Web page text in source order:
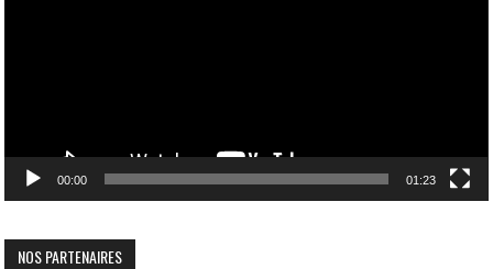
00:00 01:23
NOS PARTENAIRES